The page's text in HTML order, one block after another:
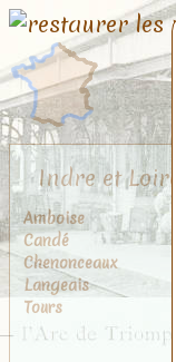
Indre et Loire
Amboise
Candé
Chenonceaux
Langeais
Tours